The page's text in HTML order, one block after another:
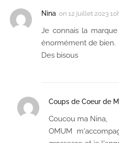
Nina on 12 juillet 2023
Je connais la
énormément de bien.
Des bisous
Coups de Coeur de
Coucou ma Nina,
OMUM